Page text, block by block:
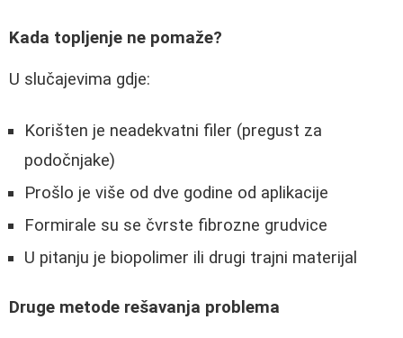
Kada topljenje ne pomaže?
U slučajevima gdje:
Korišten je neadekvatni filer (pregust za
podočnjake)
Prošlo je više od dve godine od aplikacije
Formirale su se čvrste fibrozne grudvice
U pitanju je biopolimer ili drugi trajni materijal
Druge metode rešavanja problema